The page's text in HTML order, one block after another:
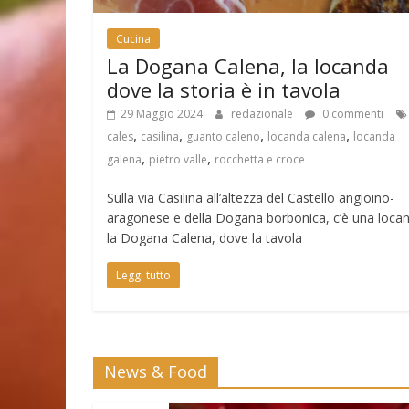
Cucina
La Dogana Calena, la locanda
dove la storia è in tavola
29 Maggio 2024 redazionale
0 commenti
cales, casilina, guanto caleno, locanda calena, locanda
galena, pietro valle, rocchetta e croce
Sulla via Casilina all’altezza del Castello angioino-
aragonese e della Dogana borbonica, c’è una
la Dogana Calena, dove la tavola
Leggi tutto
News & Food